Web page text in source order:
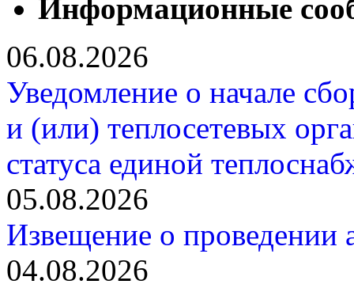
Информационные
06.08.2026
Уведомление о начале
и (или) теплосетевых
статуса единой
05.08.2026
Извещение о проведении
04.08.2026